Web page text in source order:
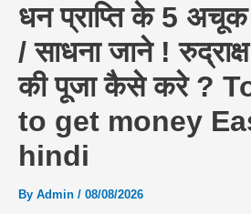
धन प्राप्ति के 5
/ साधना जाने !
की पूजा कैसे करे ?
to get money
hindi
By Admin / 08/08/2026